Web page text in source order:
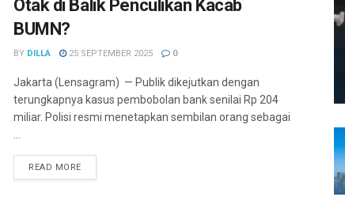
Otak di Balik Penculikan Kacab
BUMN?
BY DILLA 25 SEPTEMBER 2025 0
Jakarta (Lensagram) — Publik dikejutkan dengan
terungkapnya kasus pembobolan bank senilai Rp 204
miliar. Polisi resmi menetapkan sembilan orang sebagai
READ MORE